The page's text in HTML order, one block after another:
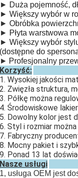
► Duża pojemność,
► Większy wybór w
► Obróbka
► Płyta warstwowa
► Większy wybór
(dostępne do
► Profesjonalny
Korzyść:
1. Wysokiej jakości
2. Zwięzła struktura,
3. Półkę można
4. Środowiskowe
5. Dowolny kolor jest
6. Styl i rozmiar
7. Fabryczny
8. Mocny pakiet i
9. Ponad 13 lat
Nasze usługi
1, usługa OEM jest